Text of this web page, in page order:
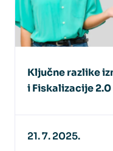
Ključne razlike
i Fiskalizacije 2.0
21. 7. 2025.